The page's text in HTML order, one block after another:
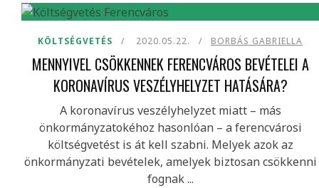
KÖLTSÉGVETÉS 2020.05.22. BORBÁS GABRIELLA
MENNYIVEL CSÖKKENNEK FERENCVÁROS BEVÉTELEI A
KORONAVÍRUS VESZÉLYHELYZET HATÁSÁRA?
A koronavírus veszélyhelyzet miatt – más
önkormányzatokéhoz hasonlóan – a ferencvárosi
költségvetést is át kell szabni. Melyek azok az
önkormányzati bevételek, amelyek biztosan csökkenni
fognak ...